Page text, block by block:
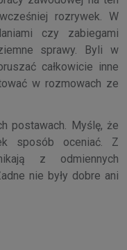
rozrywek. W
czy zabiegami
sprawy. Byli w
całkowicie inne
w rozmowach ze
postawach. Myślę, że
sposób oceniać. Z
z odmiennych
nie były dobre ani